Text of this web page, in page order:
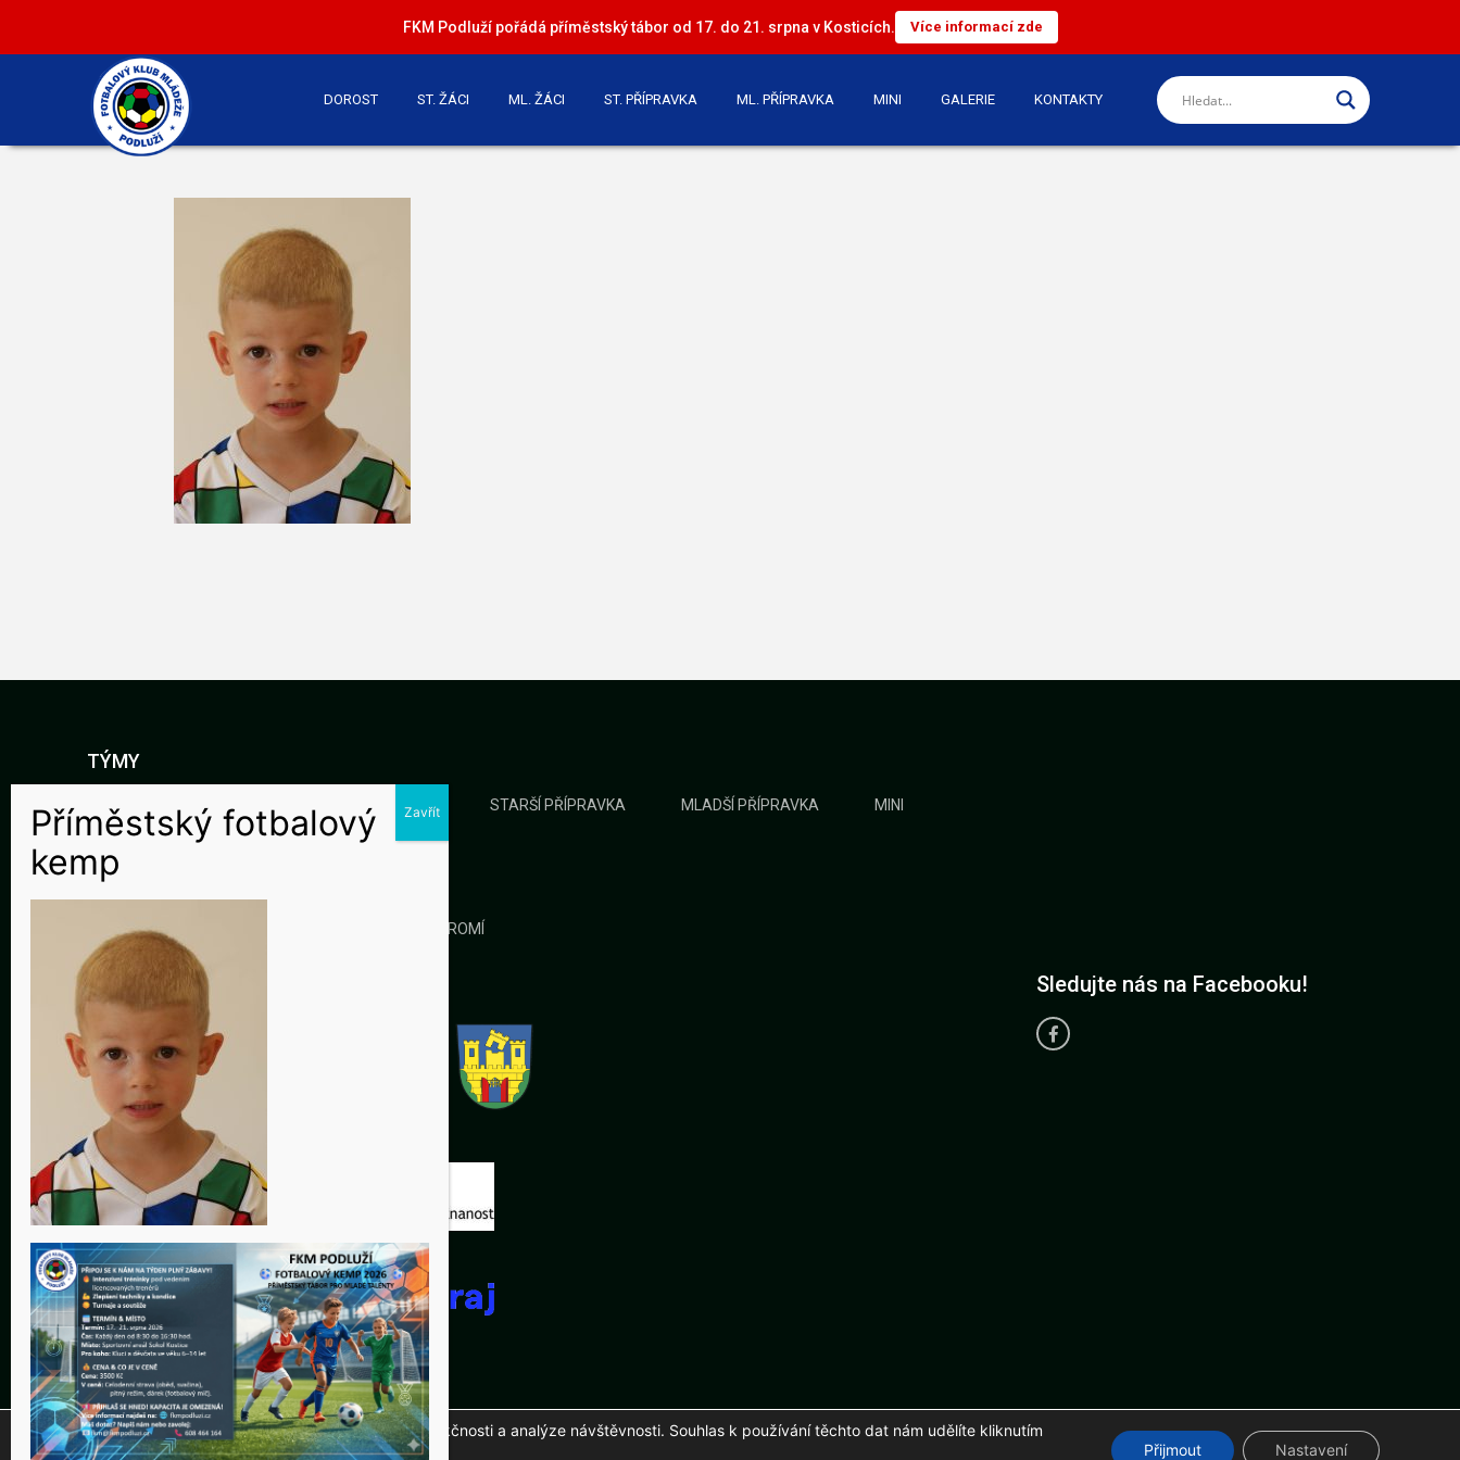
FKM Podluží pořádá příměstský tábor od 17. do 21. srpna v Kosticích. Více informací zde
DOROST ST. ŽÁCI ML. ŽÁCI ST. PŘÍPRAVKA ML. PŘÍPRAVKA MINI GALERIE KONTAKTY
TÝMY
DOROST STARŠÍ ŽÁCI MLADŠÍ ŽÁCI STARŠÍ PŘÍPRAVKA MLADŠÍ PŘÍPRAVKA MINI
KLUB
GALERIE OCHRANA SOUKROMÍ
Sledujte nás na Facebooku!
© 2026 Fotbalový klub mládeže Podluží, z. s.Zhotovení a správamartinuhlir.com
Tento web využívá soubory cookies ke správné funkčnosti a analýze návštěvnosti. Souhlas k používání těchto dat nám udělíte kliknutím
na tlačítko "Přijmout".
Přijmout Nastavení